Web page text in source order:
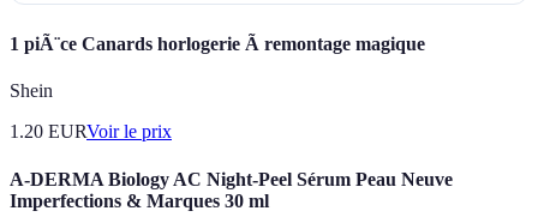
1 piÃ¨ce Canards horlogerie Ã remontage magique
Shein
1.20 EURVoir le prix
A-DERMA Biology AC Night-Peel Sérum Peau Neuve
Imperfections & Marques 30 ml